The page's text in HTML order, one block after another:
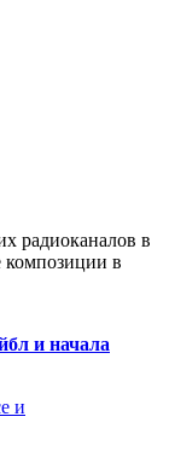
радиоканалов в
композиции в
и начала
и